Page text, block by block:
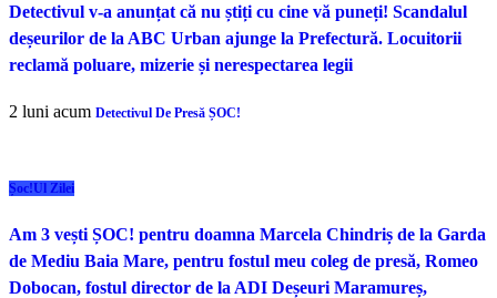
Detectivul v-a anunțat că nu știți cu cine vă puneți! Scandalul
deșeurilor de la ABC Urban ajunge la Prefectură. Locuitorii
reclamă poluare, mizerie și nerespectarea legii
2 luni acum Detectivul De Presă ȘOC!
Șoc!ul Zilei
Am 3 vești ȘOC! pentru doamna Marcela Chindriș de la Garda
de Mediu Baia Mare, pentru fostul meu coleg de presă, Romeo
Dobocan, fostul director de la ADI Deșeuri Maramureș,